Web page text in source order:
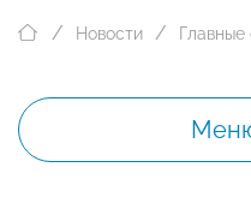
Новости Главные